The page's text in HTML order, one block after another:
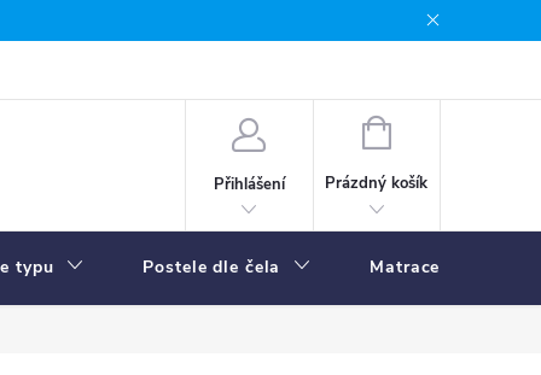
Přihlášení
NÁKUPNÍ
Prázdný košík
typu Postele dle čela Matrace